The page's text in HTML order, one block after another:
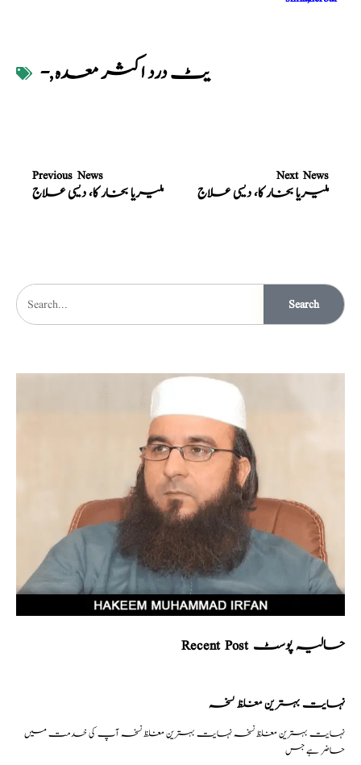
-,یٹ درد اکثر معدہ
Previous News
ملیریا بخار کا، دیسی علاج
Next News
ملیریا بخار کا، دیسی علاج
Search
Recent Post حالیہ پوسٹ
نہایت بہترین مغلظ نسخہ
نہایت بہترین مغلظ نسخہ نہایت بہترین مغلظ نسخہ آپ کی خدمت میں
حاضر ہے جس